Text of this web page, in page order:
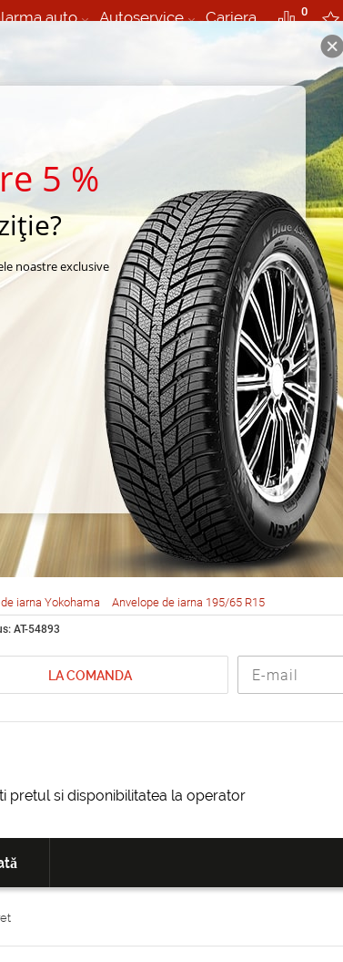
auto Autoservice Cariera 0
195/65 R15 95T
195/
iarna Yokohama Anvelope de iarna 195/65 R15
AT-54893
LA COMANDA
pretul si disponibilitatea la operator
5 %
noastre exclusive